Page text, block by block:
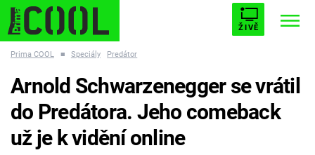
ŽIVĚ
ESCAPE PLNEJ KOTEL AVENGERS 5
Prima COOL ■ Speciály Predátor
Arnold Schwarzenegger se vrátil
do Predátora. Jeho comeback
už je k vidění online